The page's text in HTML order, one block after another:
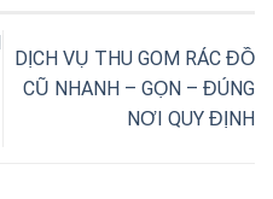
DỊCH VỤ THU GOM RÁC ĐỒ
CŨ NHANH – GỌN – ĐÚNG
NƠI QUY ĐỊNH